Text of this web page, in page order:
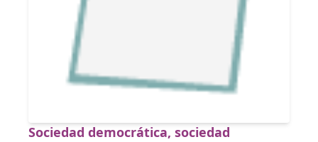
Sociedad democrática, sociedad